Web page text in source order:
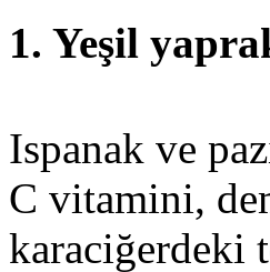
1. Yeşil
Ispanak ve
C vitamini,
karaciğerdeki